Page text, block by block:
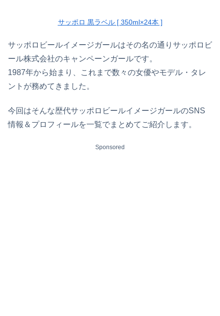
サッポロ 黒ラベル [ 350ml×24本 ]
サッポロビールイメージガールはその名の通りサッポロビ
ール株式会社のキャンペーンガールです。
1987年から始まり、これまで数々の女優やモデル・タレ
ントが務めてきました。
今回はそんな歴代サッポロビールイメージガールのSNS
情報＆プロフィールを一覧でまとめてご紹介します。
Sponsored